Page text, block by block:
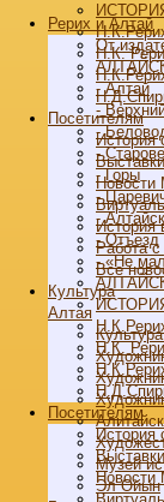
Н.К.
Посетителям
История
Выставки
Новости
История
Работа
Все
Культура
Алтая
Музей
Эл Ойын
Рерих и Алтай
От
- Алтай
-
-
-
- Горы
-
-
- Отъезд
- «Не
Н.К.
Посетителям
История
Выставки
Новости